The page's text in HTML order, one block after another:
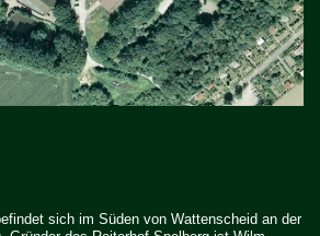
sich im Süden von Wattenscheid an der